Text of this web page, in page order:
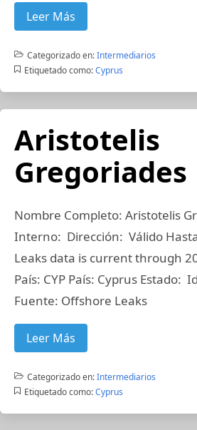
Leer Más
Categorizado en:Intermediarios
Etiquetado como: Cyprus
Aristotelis
Gregoriades
Nombre Completo: Aristotelis
Interno: Dirección: Válido
Leaks data is current through
País: CYP País: Cyprus Estado:
Fuente: Offshore Leaks
Leer Más
Categorizado en:Intermediarios
Etiquetado como: Cyprus